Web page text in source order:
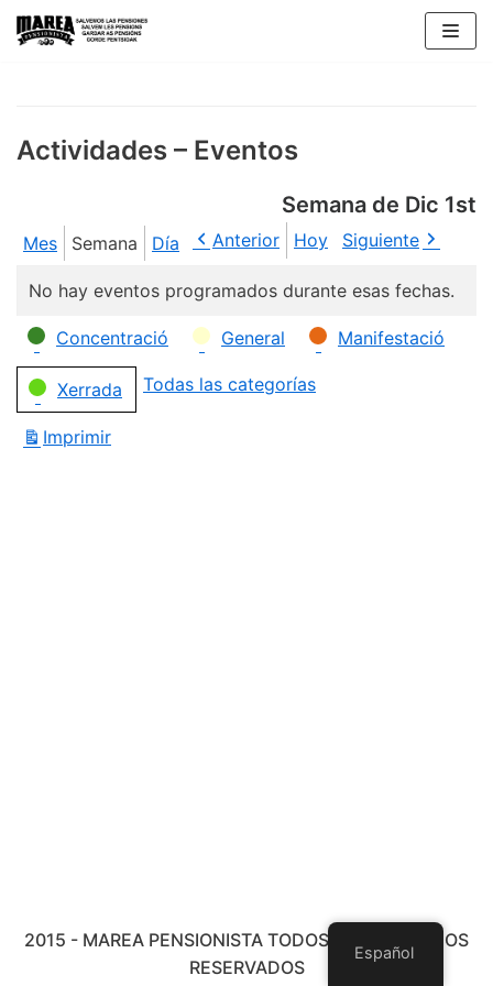
Saltar
Actividades – Eventos
Semana de Dic 1st
Mes Semana Día Anterior Hoy Siguiente
No hay eventos programados durante esas fechas.
Categorías
Concentració General Manifestació
Xerrada Todas las categorías
Imprimir
2015 - MAREA PENSIONISTA TODOS LOS DERECHOS
RESERVADOS
Español